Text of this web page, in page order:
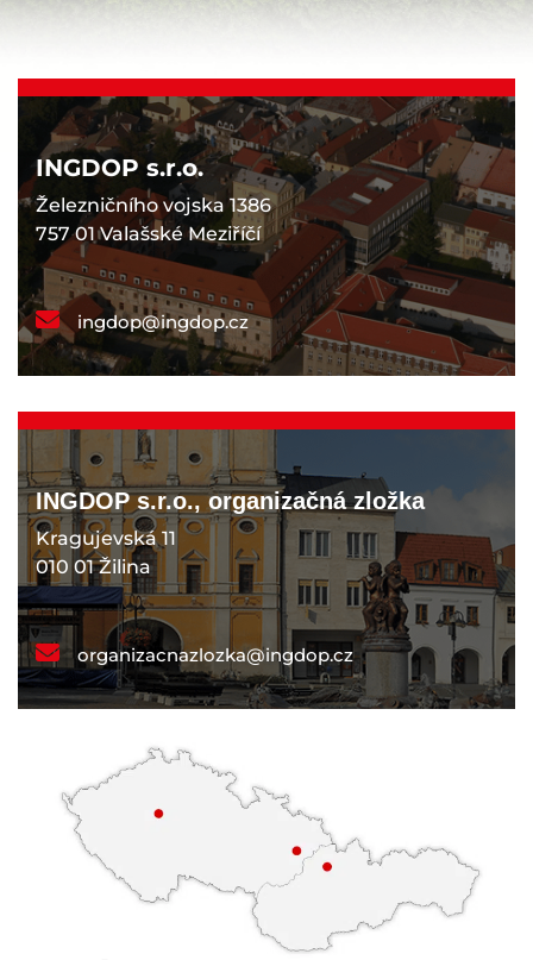
INGDOP s.r.o.
Železničního vojska 1386
757 01 Valašské Meziříčí
ingdop@ingdop.cz
INGDOP s.r.o., organizačná zložka
Kragujevská 11
010 01 Žilina
organizacnazlozka@ingdop.cz